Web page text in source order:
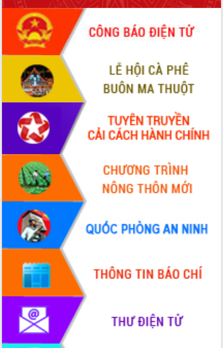
Đắk Lắk ký kết thỏa thuận hợp tác về
chuyển đổi số giai đoạn 2026 – 2030
với Tập đoàn Bưu chính Viễn thông
Việt Nam
Thứ trưởng Bộ Y tế làm việc với tỉnh
Đắk Lắk về phát triển nhân lực y tế
cho trạm y tế cấp xã
Du lịch Đắk Lắk nâng tầm trải nghiệm
du khách thông qua Hệ thống cơ sở dữ
liệu và Bản đồ số
Tập huấn ứng dụng trí tuệ nhân tạo (AI)
trong thương mại điện tử năm 2026
Đoàn đại biểu Quốc hội tỉnh Đắk Lắk
trao đổi thông tin trước Kỳ họp thứ
nhất, Quốc hội khóa XVI
Quyết liệt cải cách hành chính, khơi
thông nguồn lực phát triển
Nâng cao hiệu lực, hiệu quả HĐND
tỉnh thông qua hiện đại hóa hành chính
Xã Ea Phê gắn cải cách hành chính với
chuyển đổi số
Phó Chủ tịch Thường trực UBND tỉnh
Hồ Thị Nguyên Thảo làm việc tại Trung
tâm Phục vụ hành chính công xã Ea
Xây dựng nền hành chính số đồng
hành cùng nông dân dân, doanh nghiệp
Giai đoạn 2026-2030, Đắk Lắk phấn
đấu có 77% xã đạt chuẩn nông thôn
mới
Chuyển đổi số 'mở đường' cho nông
nghiệp Đắk Lắk tăng trưởng bứt phá